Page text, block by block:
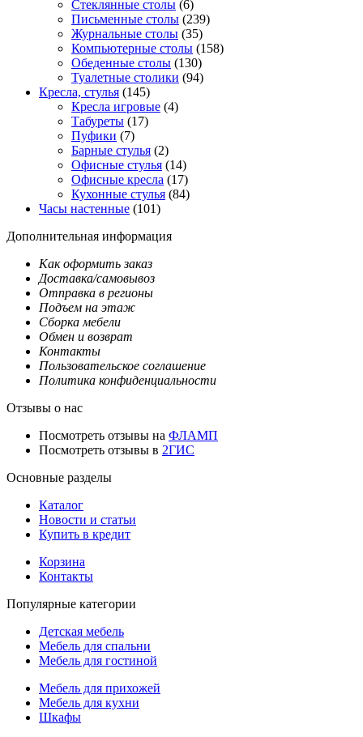
Стеклянные столы (6)
Письменные столы (239)
Журнальные столы (35)
Компьютерные столы (158)
Обеденные столы (130)
Туалетные столики (94)
Кресла, стулья (145)
Кресла игровые (4)
Табуреты (17)
Пуфики (7)
Барные стулья (2)
Офисные стулья (14)
Офисные кресла (17)
Кухонные стулья (84)
Часы настенные (101)
Дополнительная информация
Как оформить заказ
Доставка/самовывоз
Отправка в регионы
Подъем на этаж
Сборка мебели
Обмен и возврат
Контакты
Пользовательское соглашение
Политика конфиденциальности
Отзывы о нас
Посмотреть отзывы на ФЛАМП
Посмотреть отзывы в 2ГИС
Основные разделы
Каталог
Новости и статьи
Купить в кредит
Корзина
Контакты
Популярные категории
Детская мебель
Мебель для спальни
Мебель для гостиной
Мебель для прихожей
Мебель для кухни
Шкафы